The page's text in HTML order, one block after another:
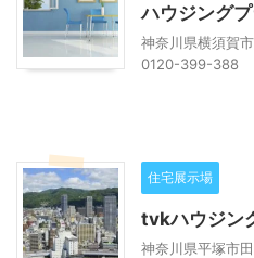
ハウジング
神奈川県横須賀
0120-399-388
住宅展示場
tvkハウジン
神奈川県平塚市